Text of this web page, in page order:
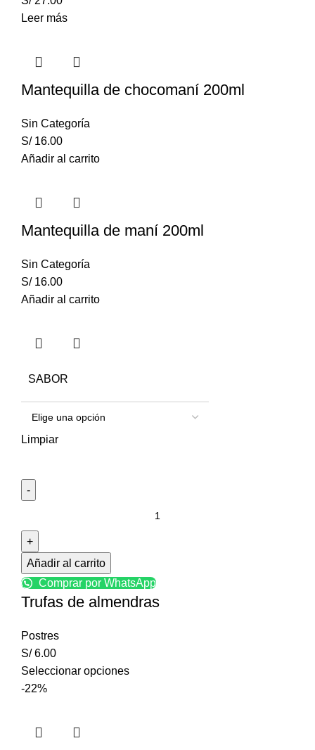
Leer más
Mantequilla de chocomaní 200ml
Sin Categoría
S/16.00
Añadir al carrito
Mantequilla de maní 200ml
Sin Categoría
S/16.00
Añadir al carrito
SABOR
Limpiar
Añadir al carrito
Comprar por WhatsApp
Trufas de almendras
Postres
S/6.00
Seleccionar opciones
-22%